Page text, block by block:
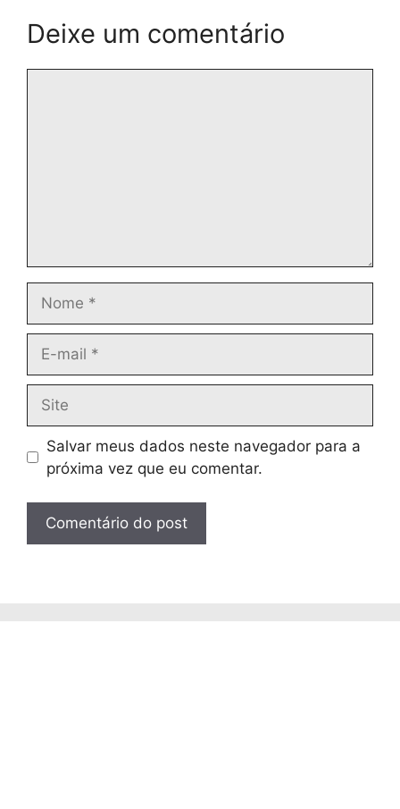
Deixe um comentário
mail
Salvar meus dados neste navegador para a
próxima vez que eu comentar.